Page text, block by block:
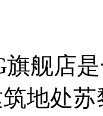
旗舰店
地处